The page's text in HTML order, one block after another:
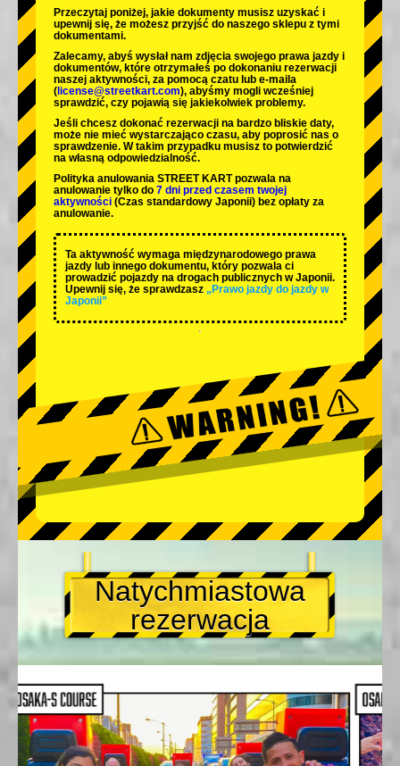
Przeczytaj poniżej, jakie dokumenty musisz uzyskać i
upewnij się, że możesz przyjść do naszego sklepu z tymi
dokumentami.
Zalecamy, abyś wysłał nam zdjęcia swojego prawa jazdy i
dokumentów, które otrzymałeś po dokonaniu rezerwacji
naszej aktywności, za pomocą czatu lub e-maila
( license@streetkart.com), abyśmy mogli wcześniej
sprawdzić, czy pojawią się jakiekolwiek problemy.
Jeśli chcesz dokonać rezerwacji na bardzo bliskie daty,
może nie mieć wystarczająco czasu, aby poprosić nas o
sprawdzenie. W takim przypadku musisz to potwierdzić
na własną odpowiedzialność.
Polityka anulowania STREET KART pozwala na
anulowanie tylko do 7 dni przed czasem twojej
aktywności (Czas standardowy Japonii) bez opłaty za
anulowanie.
Ta aktywność wymaga międzynarodowego prawa
jazdy lub innego dokumentu, który pozwala ci
prowadzić pojazdy na drogach publicznych w Japonii.
Upewnij się, że sprawdzasz „Prawo jazdy do jazdy w
Japonii”
Natychmiastowa
rezerwacja